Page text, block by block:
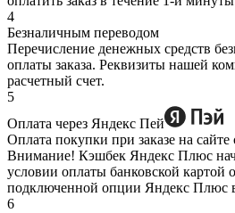
4
Безналичным переводом
Перечисление денежных средств
оплаты заказа. Реквизиты нашей
расчетный счет.
5
Оплата через Яндекс Пей
Оплата покупки при заказе на
Внимание! Кэшбек Яндекс Плюс
условии оплаты банковской картой
подключенной опции Яндекс Плюс
6